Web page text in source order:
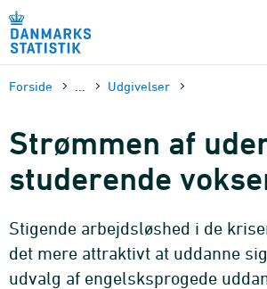
sidens
Forside Udgivelser
Strømmen af
studerende
Stigende arbejdsløshed i de
det mere attraktivt at uddanne
udvalg af engelsksprogede